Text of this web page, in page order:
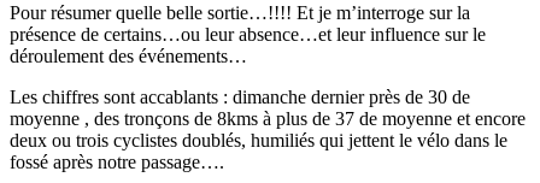
Pour résumer quelle belle sortie…!!!! Et je m’interroge sur la
présence de certains…ou leur absence…et leur influence sur le
déroulement des événements…
Les chiffres sont accablants : dimanche dernier près de 30 de
moyenne , des tronçons de 8kms à plus de 37 de moyenne et encore
deux ou trois cyclistes doublés, humiliés qui jettent le vélo dans le
fossé après notre passage….